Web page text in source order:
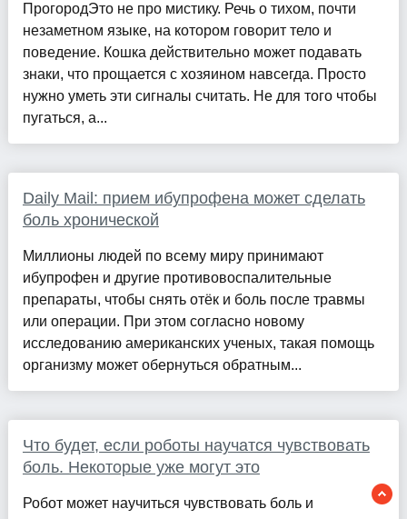
ПрогородЭто не про мистику. Речь о тихом, почти
незаметном языке, на котором говорит тело и
поведение. Кошка действительно может подавать
знаки, что прощается с хозяином навсегда. Просто
нужно уметь эти сигналы считать. Не для того чтобы
пугаться, а...
Daily Mail: прием ибупрофена может сделать
боль хронической
Миллионы людей по всему миру принимают
ибупрофен и другие противовоспалительные
препараты, чтобы снять отёк и боль после травмы
или операции. При этом согласно новому
исследованию американских ученых, такая помощь
организму может обернуться обратным...
Что будет, если роботы научатся чувствовать
боль. Некоторые уже могут это
Робот может научиться чувствовать боль и